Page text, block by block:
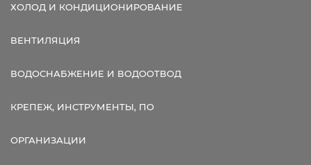
ХОЛОД И КОНДИЦИОНИРОВАНИЕ
ВЕНТИЛЯЦИЯ
ВОДОСНАБЖЕНИЕ И ВОДООТВОД
КРЕПЕЖ, ИНСТРУМЕНТЫ, ПО
ОРГАНИЗАЦИИ